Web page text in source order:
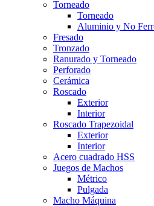
Torneado
Torneado
Aluminio y No
Fresado
Tronzado
Ranurado y Torneado
Perforado
Cerámica
Roscado
Exterior
Interior
Roscado Trapezoidal
Exterior
Interior
Acero cuadrado HSS
Juegos de Machos
Métrico
Pulgada
Macho Máquina